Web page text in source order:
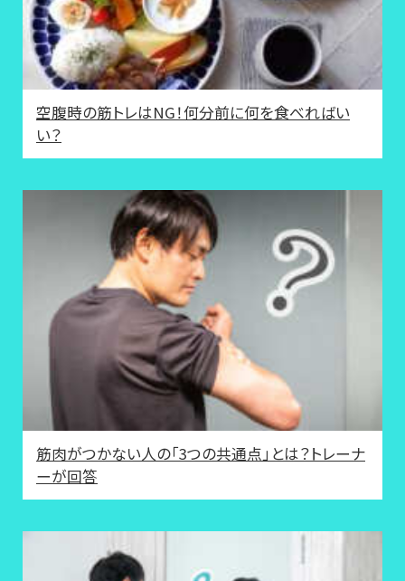
空腹時の筋トレはNG！何分前に何を食べればい
い？
筋肉がつかない人の「3つの共通点」とは？トレーナ
ーが回答